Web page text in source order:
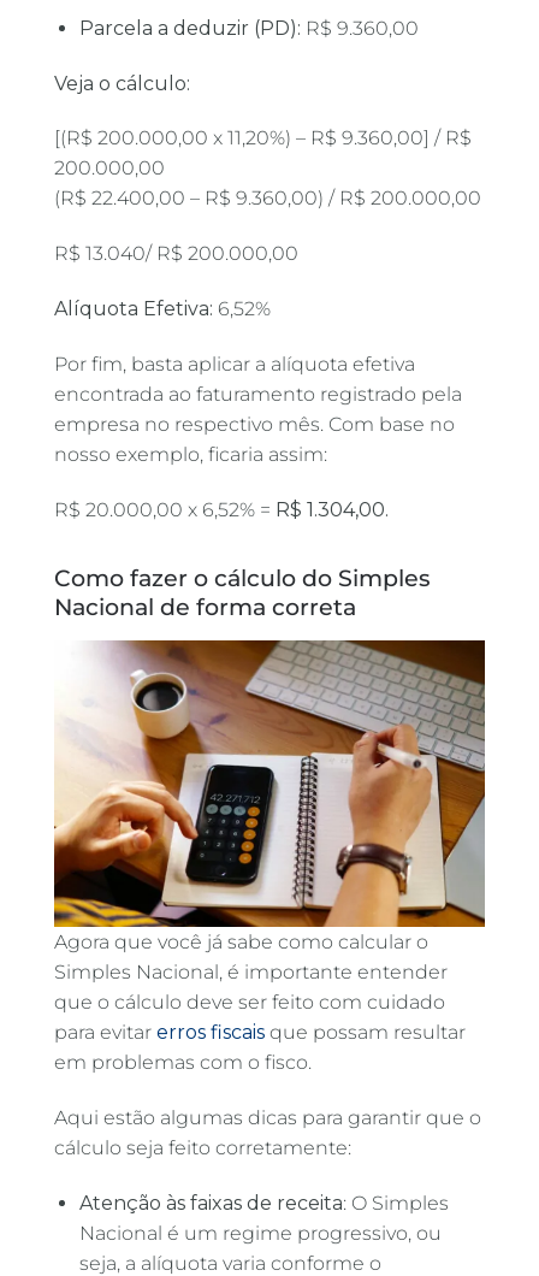
Parcela a deduzir (PD): R$ 9.360,00
Veja o cálculo:
[(R$ 200.000,00 x 11,20%) – R$ 9.360,00] / R$
200.000,00
(R$ 22.400,00 – R$ 9.360,00) / R$ 200.000,00
R$ 13.040/ R$ 200.000,00
Alíquota Efetiva: 6,52%
Por fim, basta aplicar a alíquota efetiva
encontrada ao faturamento registrado pela
empresa no respectivo mês. Com base no
nosso exemplo, ficaria assim:
R$ 20.000,00 x 6,52% = R$ 1.304,00.
Como fazer o cálculo do Simples
Nacional de forma correta
Agora que você já sabe como calcular o
Simples Nacional, é importante entender
que o cálculo deve ser feito com cuidado
para evitar erros fiscais que possam resultar
em problemas com o fisco.
Aqui estão algumas dicas para garantir que o
cálculo seja feito corretamente:
Atenção às faixas de receita: O Simples
Nacional é um regime progressivo, ou
seja, a alíquota varia conforme o